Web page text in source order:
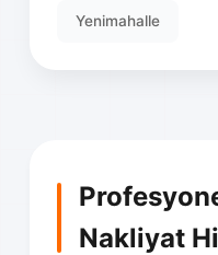
Nakliyat
Yenimahalle